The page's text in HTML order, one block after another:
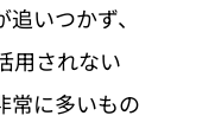
いつかず、
用されない
常に多いもの